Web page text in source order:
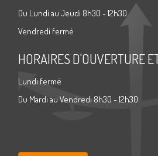
Du Lundi au Jeudi 8h30 - 12h30
Vendredi fermé
HORAIRES D'OUVERTURE
Lundi fermé
Du Mardi au Vendredi 8h30 - 12h30